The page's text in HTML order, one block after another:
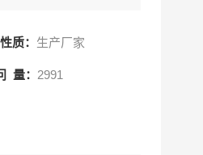
质： 生产厂家
量： 2991